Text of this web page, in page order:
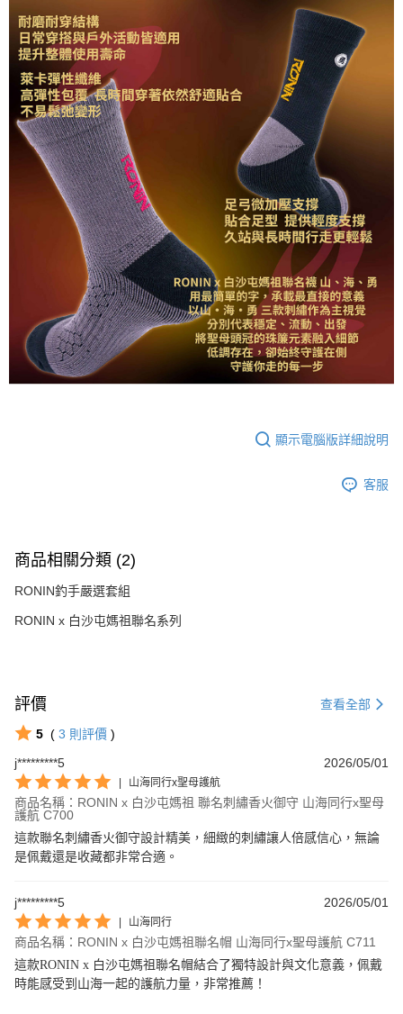
顯示電腦版詳細說明
客服
商品相關分類 (2)
RONIN釣手嚴選套組
RONIN x 白沙屯媽祖聯名系列
評價 查看全部
5 ( 3 則評價 )
j*********5
2026/05/01
山海同行x聖母護航
商品名稱：RONIN x 白沙屯媽祖 聯名刺繡香火御守 山海同行x聖母
護航 C700
這款聯名刺繡香火御守設計精美，細緻的刺繡讓人倍感信心，無論
是佩戴還是收藏都非常合適。
j*********5 2026/05/01
山海同行
商品名稱：RONIN x 白沙屯媽祖聯名帽 山海同行x聖母護航 C711
這款RONIN x 白沙屯媽祖聯名帽結合了獨特設計與文化意義，佩戴
時能感受到山海一起的護航力量，非常推薦！